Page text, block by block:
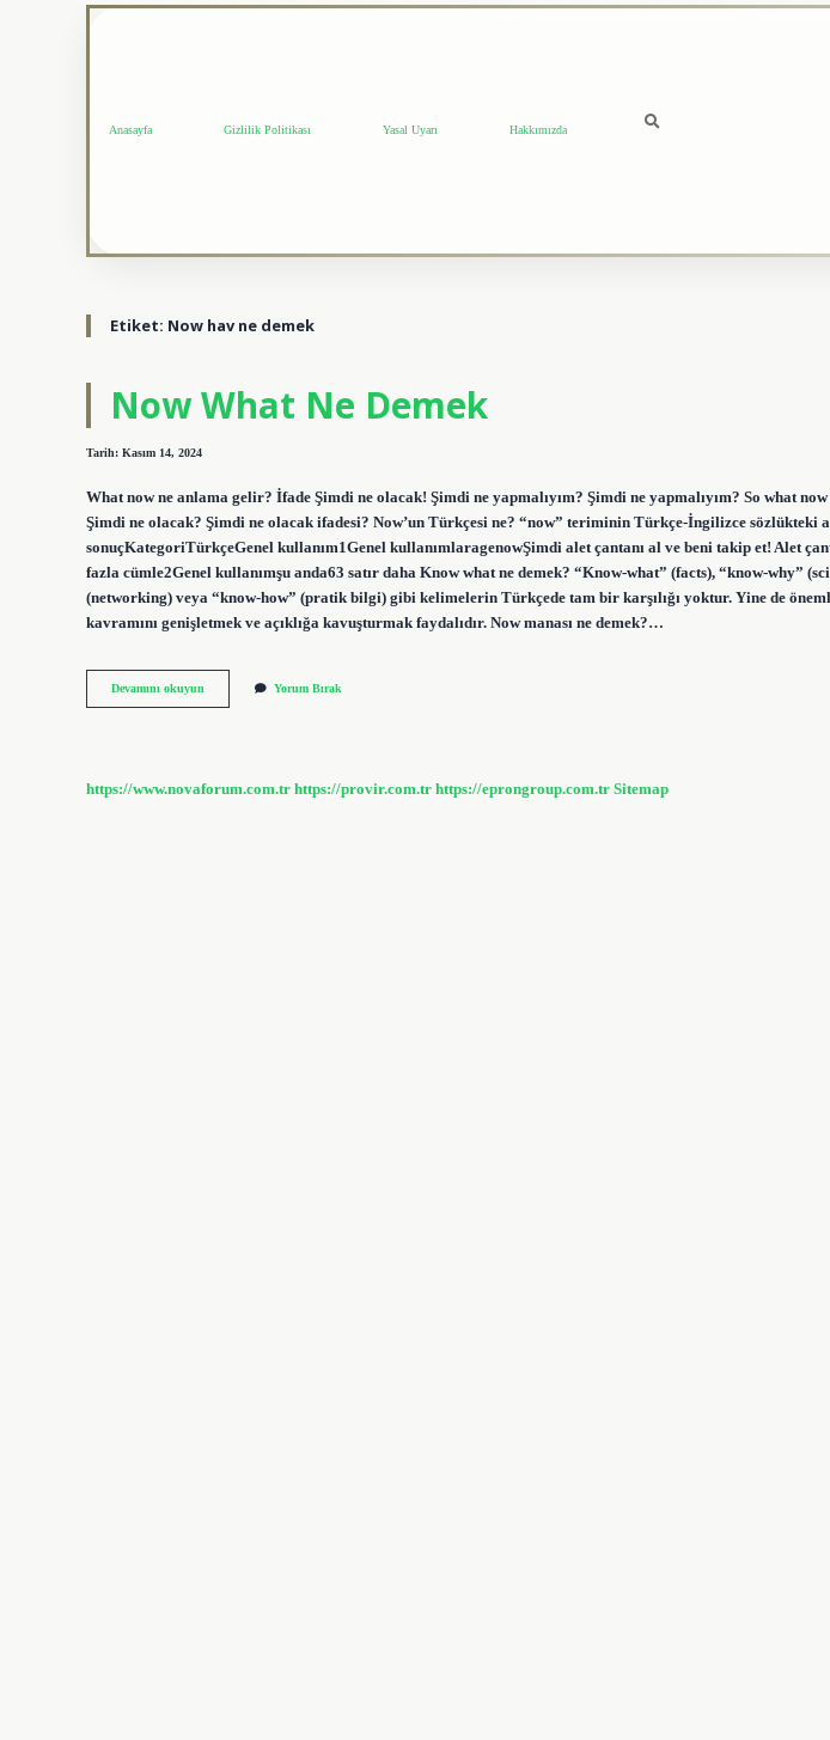
Anasayfa Gizlilik Politikası Yasal Uyarı Hakkımızda
Etiket: Now hav ne demek
Now What Ne Demek
Tarih: Kasım 14, 2024
What now ne anlama gelir? İfade Şimdi ne olacak! Şimdi ne yapmalıyım? Şimdi ne yapmalıyım? So what
Şimdi ne olacak? Şimdi ne olacak ifadesi? Now’un Türkçesi ne? “now” teriminin Türkçe-İngilizce sözlükteki
sonuçKategoriTürkçeGenel kullanım1Genel kullanımlaragenowŞimdi alet çantanı al ve beni takip et! Alet
fazla cümle2Genel kullanımşu anda63 satır daha Know what ne demek? “Know-what” (facts), “know-why”
(networking) veya “know-how” (pratik bilgi) gibi kelimelerin Türkçede tam bir karşılığı yoktur. Yine de
kavramını genişletmek ve açıklığa kavuşturmak faydalıdır. Now manası ne demek?…
Devamını okuyun
What
Yorum Bırak
https://www.novaforum.com.tr https://provir.com.tr https://eprongroup.com.tr Sitemap